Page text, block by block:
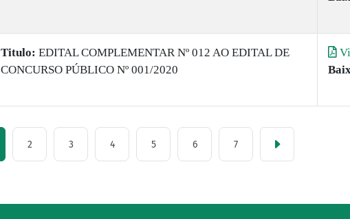
Titulo: ​EDITAL COMPLEMENTAR Nº 012 AO EDITAL DE
CONCURSO PÚBLICO Nº 001/2020
2 3 4 5 6 7